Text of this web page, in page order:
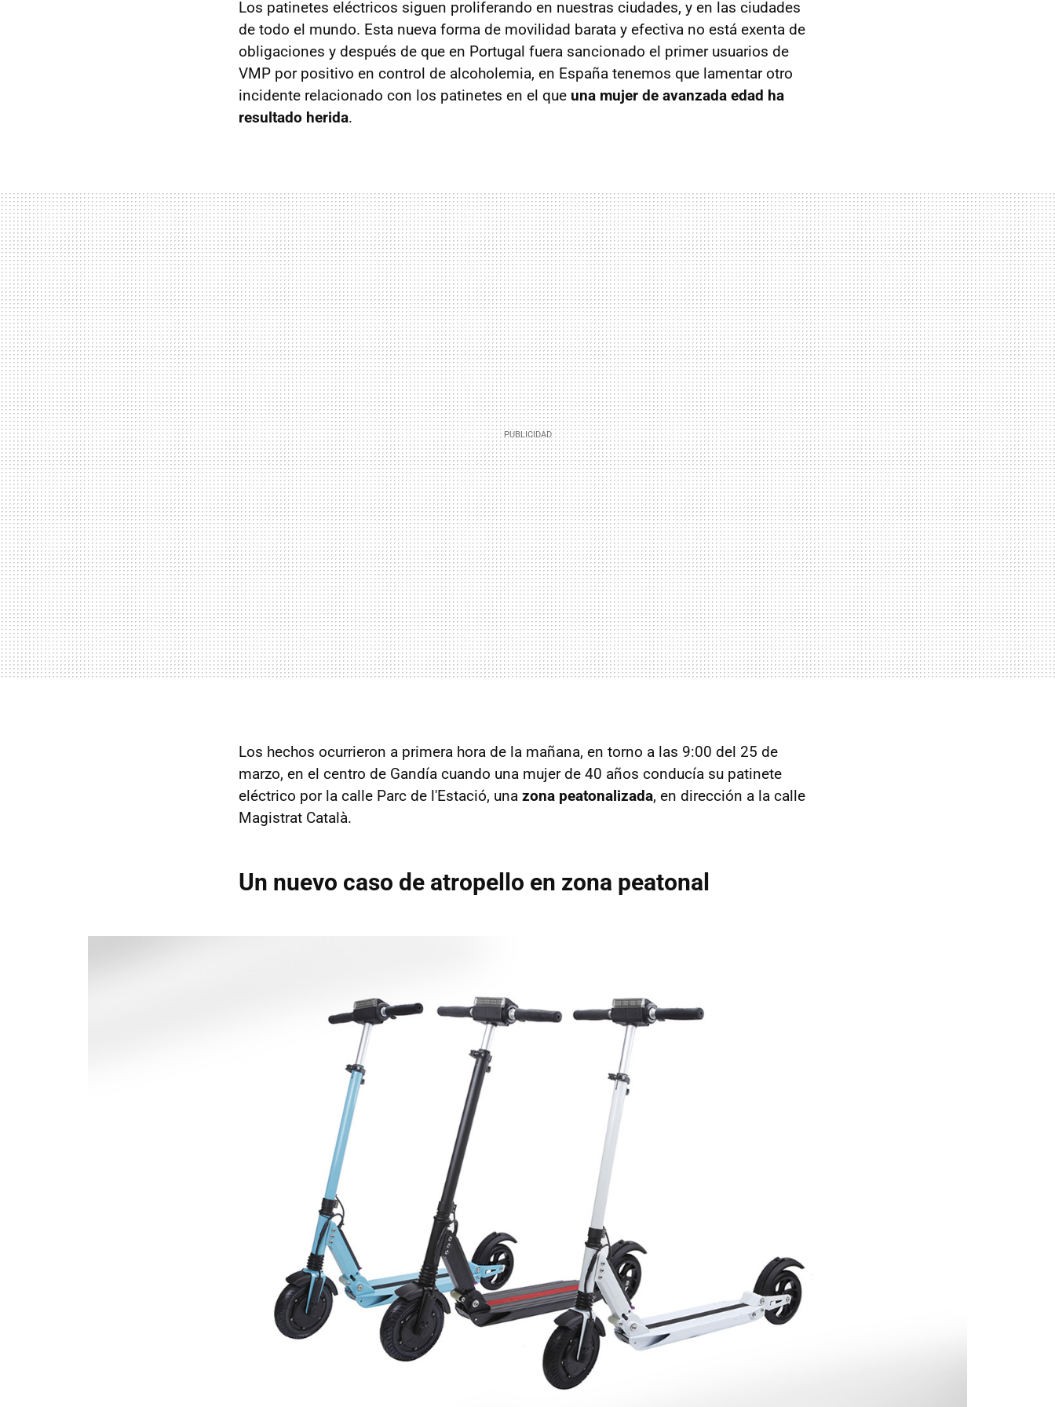
Los patinetes eléctricos siguen proliferando en nuestras ciudades, y en las ciudades
de todo el mundo. Esta nueva forma de movilidad barata y efectiva no está exenta de
obligaciones y después de que en Portugal fuera sancionado el primer usuarios de
VMP por positivo en control de alcoholemia, en España tenemos que lamentar otro
incidente relacionado con los patinetes en el que una mujer de avanzada edad ha
resultado herida.
Los hechos ocurrieron a primera hora de la mañana, en torno a las 9:00 del 25 de
marzo, en el centro de Gandía cuando una mujer de 40 años conducía su patinete
eléctrico por la calle Parc de l'Estació, una zona peatonalizada, en dirección a la calle
Magistrat Català.
Un nuevo caso de atropello en zona peatonal